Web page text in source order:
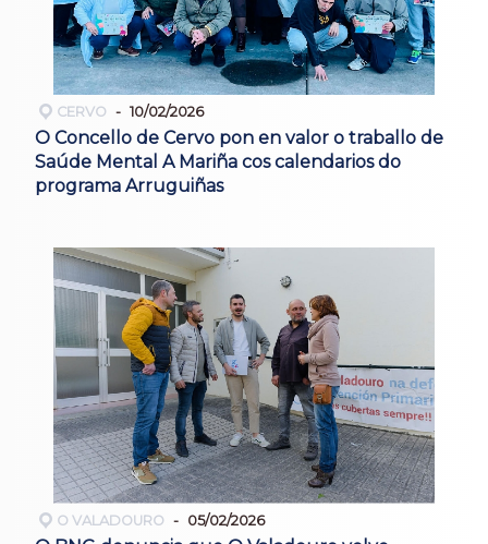
CERVO 10/02/2026
O Concello de Cervo pon en valor o traballo de
Saúde Mental A Mariña cos calendarios do
programa Arruguiñas
O VALADOURO 05/02/2026